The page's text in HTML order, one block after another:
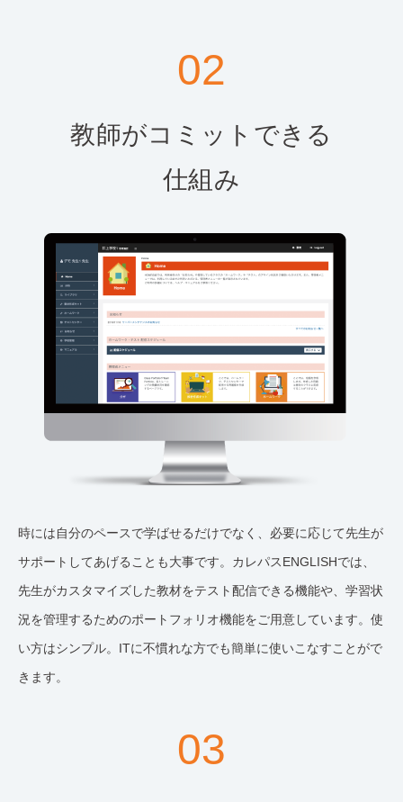
02
教師がコミットできる
仕組み
時には自分のペースで学ばせるだけでなく、必要に応じて先生が
サポートしてあげることも大事です。カレパスENGLISHでは、
先生がカスタマイズした教材をテスト配信できる機能や、学習状
況を管理するためのポートフォリオ機能をご用意しています。使
い方はシンプル。ITに不慣れな方でも簡単に使いこなすことがで
きます。
03